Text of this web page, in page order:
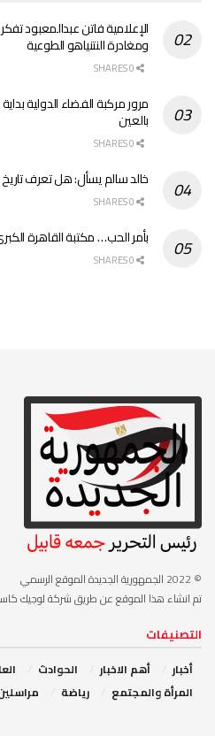
الإعلامية فاتن عبدالمعبود
ومغادرة النتنياهو الطوعية
مرور مركبة الفضاء الدولية
بالعين
خالد سالم يسأل: هل تعرف
بأمر الحب… مكتبة القاهرة
© 2022
الجمهورية الجديدة الموقع الرسمي
تم انشاء هذا الموقع عن طريق شركة لوجيك
التصنيفات
أخبار أهم الاخبار ‏الحوادث
‏المرأة والمجتمع
رياضة